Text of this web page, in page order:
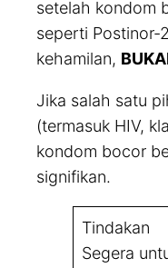
setelah kondom
seperti Postinor-
kehamilan,
Jika salah satu
(termasuk HIV,
kondom bocor
signifikan.
Tindakan
Segera